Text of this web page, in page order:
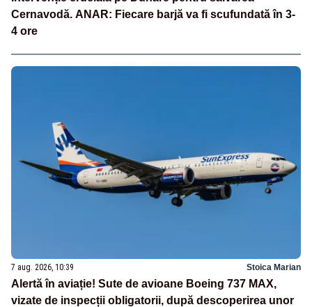
Cernavodă. ANAR: Fiecare barjă va fi scufundată în 3-
4 ore
7 aug. 2026, 10:39 Stoica Marian
Alertă în aviație! Sute de avioane Boeing 737 MAX,
vizate de inspecții obligatorii, după descoperirea unor